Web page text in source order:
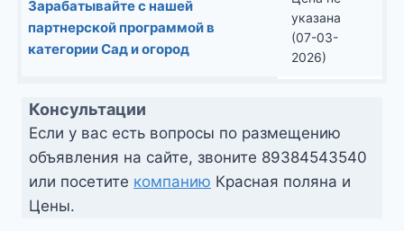
Зарабатывайте с нашей
партнерской программой в
категории Сад и огород
указана
(07-03-
2026)
Консультации
Если у вас есть вопросы по размещению
объявления на сайте, звоните 89384543540
или посетите компанию Красная поляна и
Цены.